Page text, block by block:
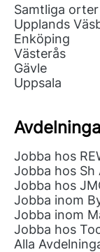
Samtliga orter
Upplands
Enköping
Västerås
Gävle
Uppsala
Jobba hos
Jobba hos Sh
Jobba hos
Jobba inom
Jobba inom
Jobba hos
Alla